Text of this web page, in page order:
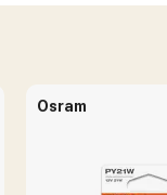
Osram